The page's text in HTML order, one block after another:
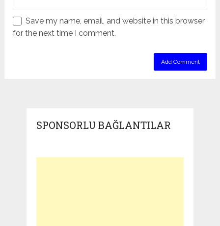
Save my name, email, and website in this browser
for the next time I comment.
SPONSORLU BAĞLANTILAR